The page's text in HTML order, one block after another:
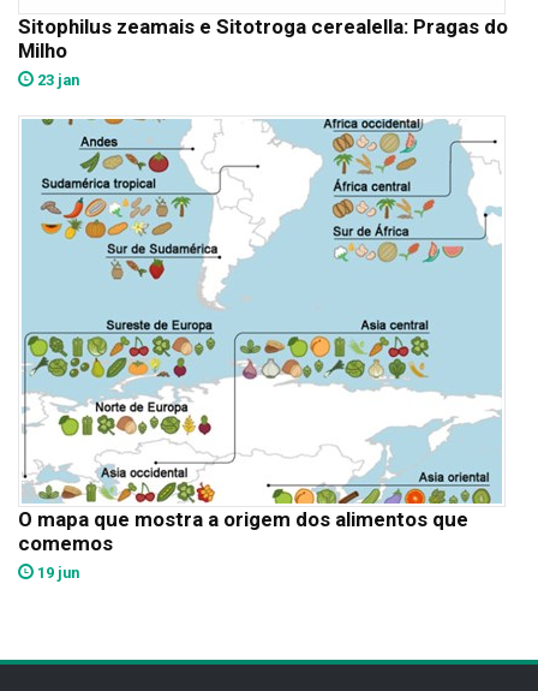
Sitophilus zeamais e Sitotroga cerealella: Pragas do
Milho
23 jan
O mapa que mostra a origem dos alimentos que
comemos
19 jun